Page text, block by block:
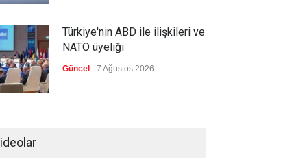
Türkiye'nin ABD ile ilişkileri ve
NATO üyeliği
Güncel 7 Ağustos 2026